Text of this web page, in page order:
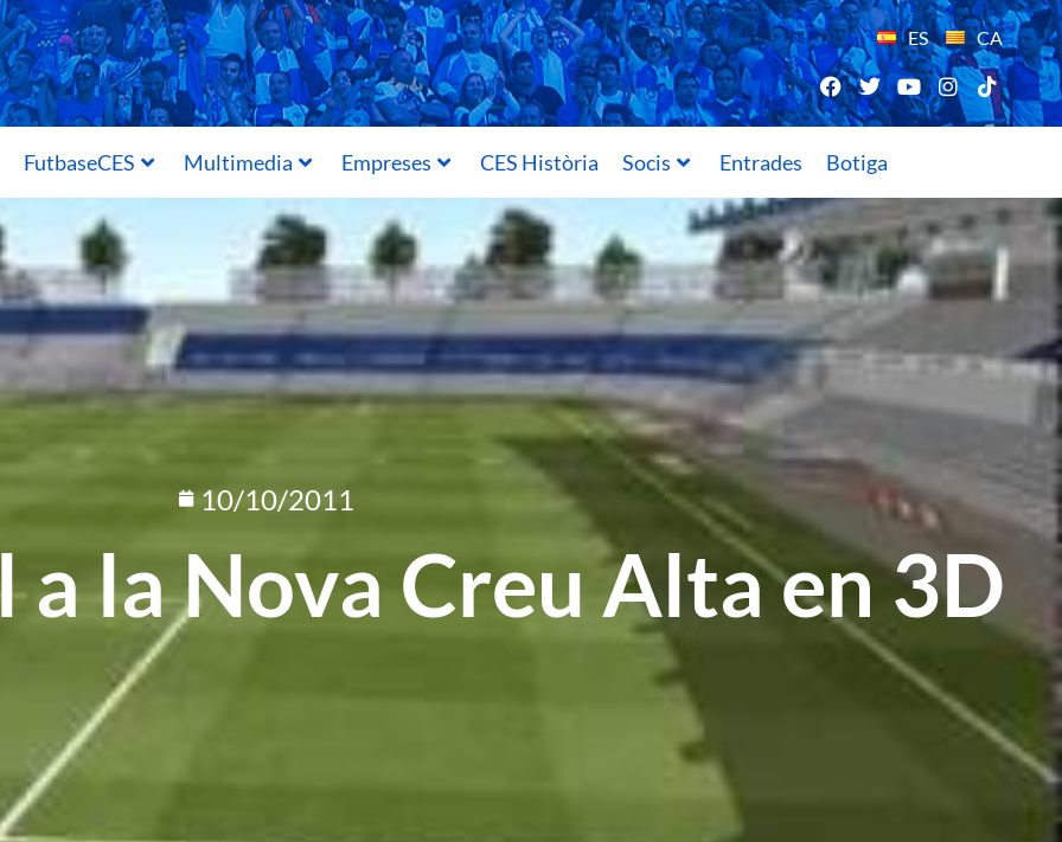
ES CA
FutbaseCES Multimedia Empreses CES Història Socis Entrades Botiga
10/10/2011
la Nova Creu Alta en 3D